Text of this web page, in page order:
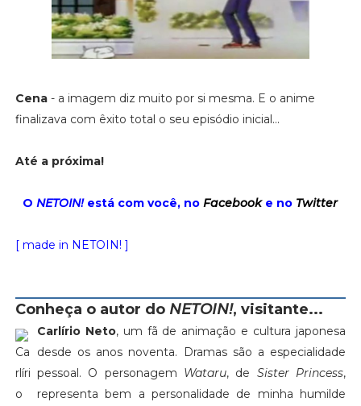
Cena- a imagem diz muito por si mesma. E o anime
finalizava com êxito total o seu episódio inicial...
Até a próxima!
ONETOIN!está com você, noFacebooke no Twitter
[ made in NETOIN! ]
Conheça o autor do NETOIN!, visitante...
Carlírio Neto, um fã de animação e cultura japonesa
desde os anos noventa. Dramas são a especialidade
pessoal. O personagem Wataru, de Sister Princess,
representa bem a personalidade de minha humilde